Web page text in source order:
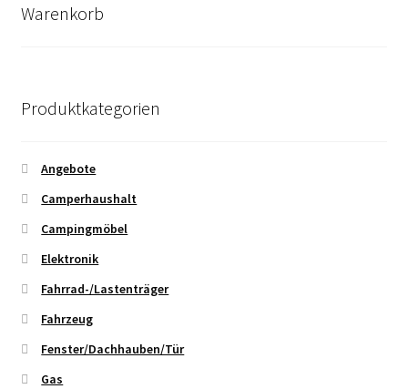
Warenkorb
Produktkategorien
Angebote
Camperhaushalt
Campingmöbel
Elektronik
Fahrrad-/Lastenträger
Fahrzeug
Fenster/Dachhauben/Tür
Gas